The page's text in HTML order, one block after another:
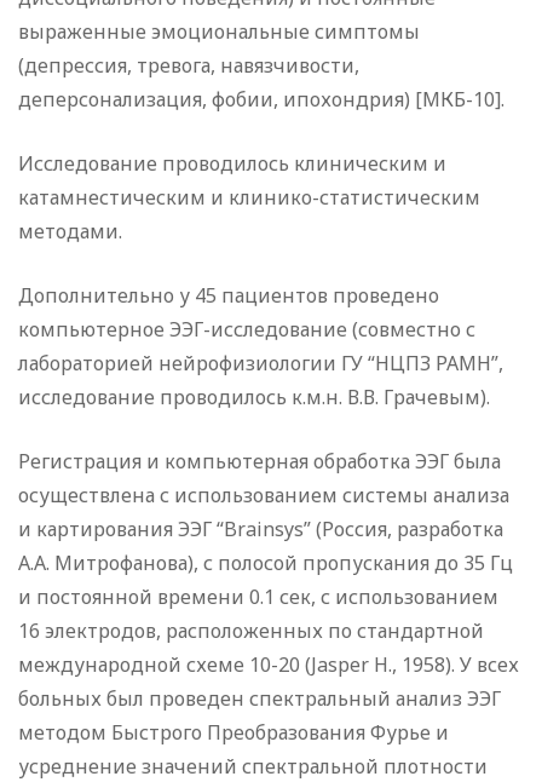
выраженные эмоциональные симптомы
(депрессия, тревога, навязчивости,
деперсонализация, фобии, ипохондрия) [МКБ-10].
Исследование проводилось клиническим и
катамнестическим и клинико-статистическим
методами.
Дополнительно у 45 пациентов проведено
компьютерное ЭЭГ-исследование (совместно с
лабораторией нейрофизиологии ГУ “НЦПЗ РАМН”,
исследование проводилось к.м.н. В.В. Грачевым).
Регистрация и компьютерная обработка ЭЭГ была
осуществлена с использованием системы анализа
и картирования ЭЭГ “Brainsys” (Россия, разработка
А.А. Митрофанова), с полосой пропускания до 35 Гц
и постоянной времени 0.1 сек, с использованием
16 электродов, расположенных по стандартной
международной схеме 10-20 (Jasper H., 1958). У всех
больных был проведен спектральный анализ ЭЭГ
методом Быстрого Преобразования Фурье и
усреднение значений спектральной плотности